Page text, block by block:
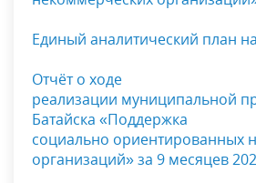
Единый аналитический план
Отчёт о ходе
реализации муниципальной
Батайска «Поддержка
социально ориентированных
организаций»за 9 месяцев